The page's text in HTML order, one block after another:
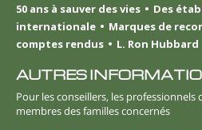
50 ans à sauver des vies
Des
internationale
Marques de
comptes rendus
L. Ron Hubbard
AUTRES
Pour les conseillers, les
membres des familles concernés